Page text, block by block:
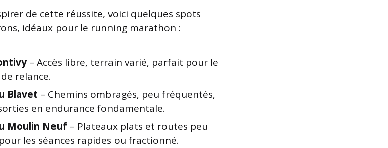
de cette réussite, voici quelques spots
idéaux pour le running marathon :
– Accès libre, terrain varié, parfait pour le
relance.
Blavet – Chemins ombragés, peu fréquentés,
en endurance fondamentale.
Moulin Neuf – Plateaux plats et routes peu
les séances rapides ou fractionné.